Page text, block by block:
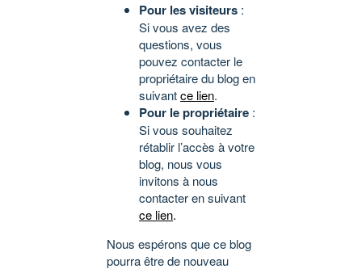
Pour les visiteurs :
Si vous avez des
questions, vous
pouvez contacter le
propriétaire du blog en
suivantce lien.
Pour le propriétaire :
Si vous souhaitez
rétablir l’accès à votre
blog, nous vous
invitons à nous
contacter en suivant
ce lien.
Nous espérons que ce blog
pourra être de nouveau